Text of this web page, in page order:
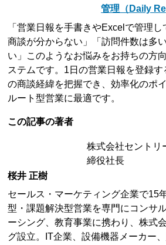
管理（Daily
「営業日報を手書きやExcelで管理
商談が分からない」「訪問件数は多
い」このようなお悩みをお持ちの方
ステムです。1日の営業日報を登録す
の商談経緯を把握でき、効率化のポ
ルート型営業に最適です。
この記事の著者
株式会社セント
締役社長
桜井 正樹
セールス・マーケティング企業で15
型・課題解決型営業を専門にコンサ
ーシング、教育事業に携わり、株式
グ設立。IT企業、設備機器メーカー